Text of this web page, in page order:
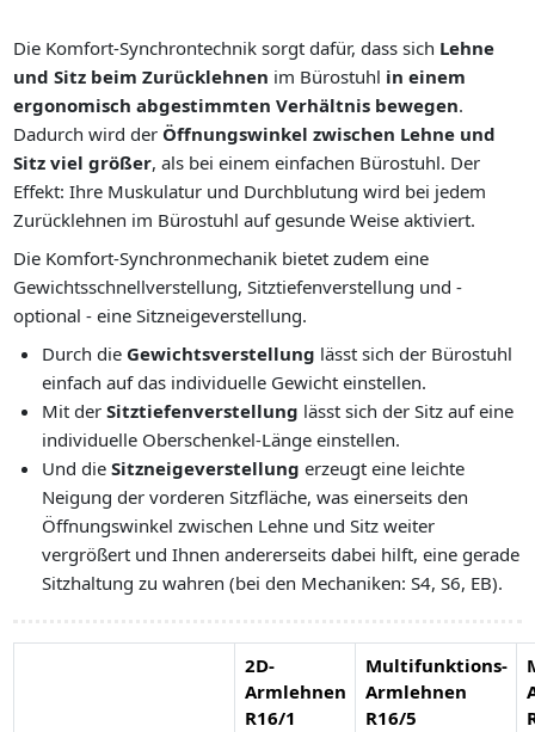
Die Komfort-Synchrontechnik sorgt dafür, dass sich Lehne
und Sitz beim Zurücklehnen im Bürostuhl in einem
ergonomisch abgestimmten Verhältnis bewegen.
Dadurch wird der Öffnungswinkel zwischen Lehne und
Sitz viel größer, als bei einem einfachen Bürostuhl. Der
Effekt: Ihre Muskulatur und Durchblutung wird bei jedem
Zurücklehnen im Bürostuhl auf gesunde Weise aktiviert.
Die Komfort-Synchronmechanik bietet zudem eine
Gewichtsschnellverstellung, Sitztiefenverstellung und -
optional - eine Sitzneigeverstellung.
Durch die Gewichtsverstellung lässt sich der Bürostuhl
einfach auf das individuelle Gewicht einstellen.
Mit derSitztiefenverstellung lässt sich der Sitz auf eine
individuelle Oberschenkel-Länge einstellen.
Und dieSitzneigeverstellung erzeugt eine leichte
Neigung der vorderen Sitzfläche, was einerseits den
Öffnungswinkel zwischen Lehne und Sitz weiter
vergrößert und Ihnen andererseits dabei hilft, eine gerade
Sitzhaltung zu wahren (bei den Mechaniken: S4, S6, EB).
2D-
Armlehnen
R16/1
Multifunktions-
Armlehnen
R16/5